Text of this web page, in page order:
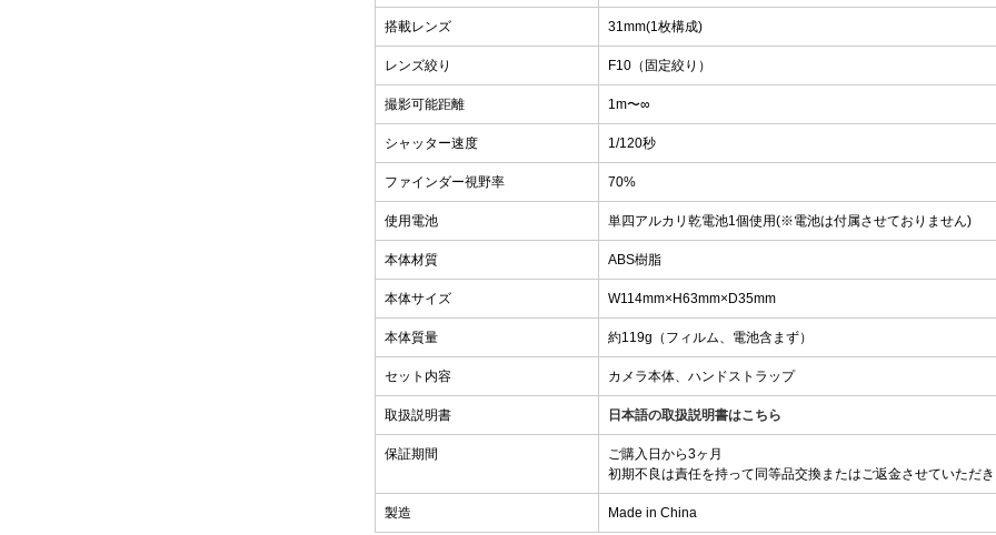
搭載レンズ 31mm(1枚構成)
レンズ絞り F10（固定絞り）
撮影可能距離 1m〜∞
シャッター速度 1/120秒
ファインダー視野率 70%
使用電池 単四アルカリ乾電池1個使用(※電池は付属させておりません)
本体材質 ABS樹脂
本体サイズ W114mm×H63mm×D35mm
本体質量 約119g（フィルム、電池含まず）
セット内容 カメラ本体、ハンドストラップ
取扱説明書 日本語の取扱説明書はこちら
保証期間
ご購入日から3ヶ月
初期不良は責任を持って同等品交換またはご返金させていただ
製造 Made in China